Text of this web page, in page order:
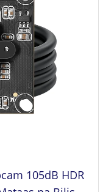
105dB HDR